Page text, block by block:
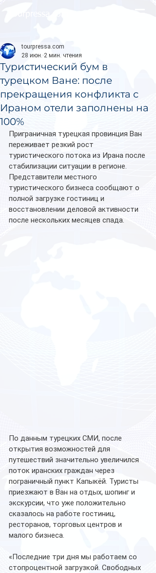
Туристический бум в
турецком Ване: после
прекращения конфликта с
Ираном отели заполнены на
100%
tourpressa.com
28 июн. 2 мин. чтения
Приграничная турецкая провинция Ван
переживает резкий рост
туристического потока из Ирана после
стабилизации ситуации в регионе.
Представители местного
туристического бизнеса сообщают о
полной загрузке гостиниц и
восстановлении деловой активности
после нескольких месяцев спада.
По данным турецких СМИ, после
открытия возможностей для
путешествий значительно увеличился
поток иранских граждан через
пограничный пункт Капыкёй. Туристы
приезжают в Ван на отдых, шопинг и
экскурсии, что уже положительно
сказалось на работе гостиниц,
ресторанов, торговых центров и
малого бизнеса.
«Последние три дня мы работаем со
стопроцентной загрузкой. Свободных